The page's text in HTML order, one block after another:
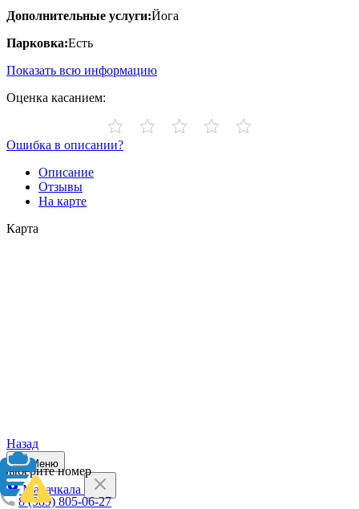
Дополнительные услуги:Йога
Парковка:Есть
Показать всю информацию
Оценка касанием:
Ошибка в описании?
Описание
Отзывы
На карте
Карта
Назад
Выберите номер
8 (989) 805-06-27
Меню
Махачкала